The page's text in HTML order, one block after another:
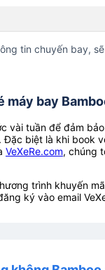
tin chuyến bay,
máy bay
vài tuần để đảm
biệt là khi book
VeXeRe.com, chúng
trình khuyến
ký vào email